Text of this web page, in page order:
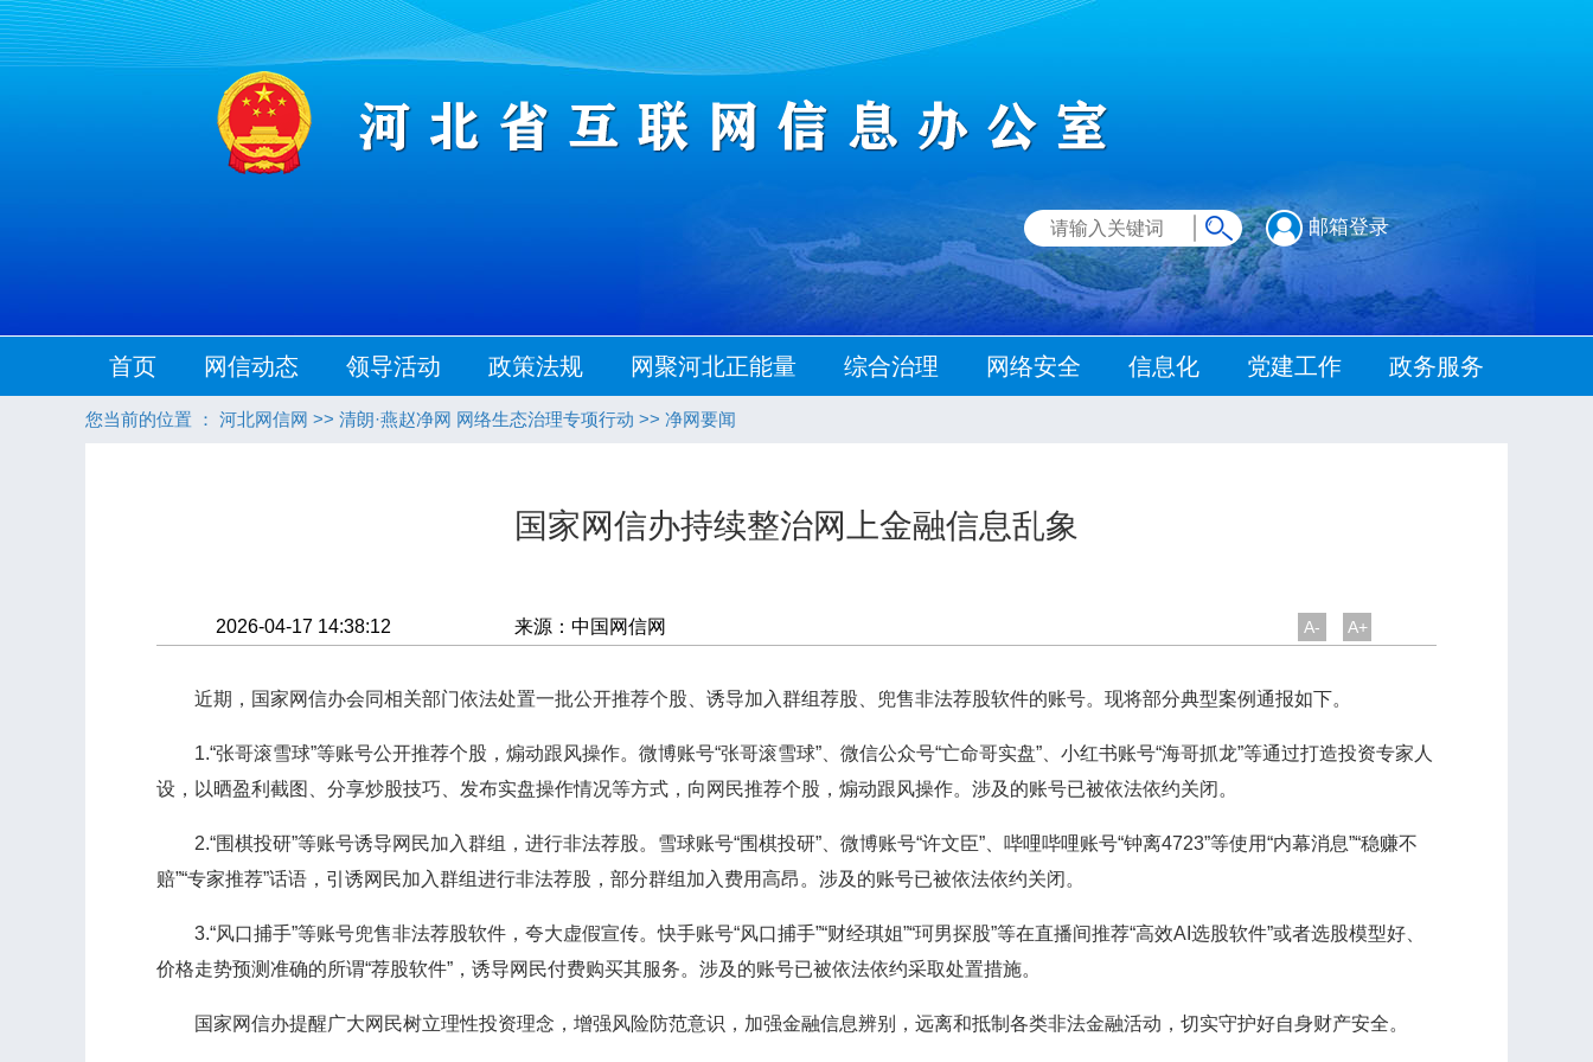
邮箱登录
首页 网信动态 领导活动 政策法规 网聚河北正能量 综合治理 网络安全 信息化 党建工作 政务服务
您当前的位置 ： 河北网信网 >> 清朗·燕赵净网 网络生态治理专项行动 >> 净网要闻
国家网信办持续整治网上金融信息乱象
2026-04-17 14:38:12 来源：中国网信网 A- A+
近期，国家网信办会同相关部门依法处置一批公开推荐个股、诱导加入群组荐股、兜售非法荐股软件的账号。现将部分典型案例通报如下。
1.“张哥滚雪球”等账号公开推荐个股，煽动跟风操作。 微博账号“张哥滚雪球”、微信公众号“亡命哥实盘”、小红书账号“海哥抓龙”等通过打造投资专家人
设，以晒盈利截图、分享炒股技巧、发布实盘操作情况等方式，向网民推荐个股，煽动跟风操作。涉及的账号已被依法依约关闭。
2.“围棋投研”等账号诱导网民加入群组，进行非法荐股。 雪球账号“围棋投研”、微博账号“许文臣”、哔哩哔哩账号“钟离4723”等使用“内幕消息”“稳赚不
赔”“专家推荐”话语，引诱网民加入群组进行非法荐股，部分群组加入费用高昂。涉及的账号已被依法依约关闭。
3.“风口捕手”等账号兜售非法荐股软件，夸大虚假宣传。快手账号“风口捕手”“财经琪姐”“珂男探股”等在直播间推荐“高效AI选股软件”或者选股模型好、
价格走势预测准确的所谓“荐股软件”，诱导网民付费购买其服务。涉及的账号已被依法依约采取处置措施。
国家网信办提醒广大网民树立理性投资理念，增强风险防范意识，加强金融信息辨别，远离和抵制各类非法金融活动，切实守护好自身财产安全。